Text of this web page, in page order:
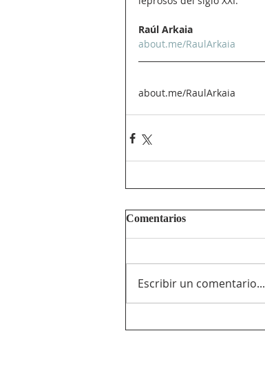
Raúl Arkaia
about.me/RaulArkaia
about.me/RaulArkaia
Comentarios
Escribir un comentario...